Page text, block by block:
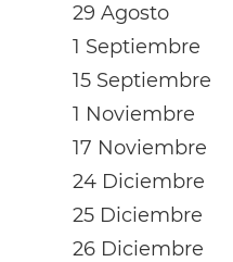
29 Agosto
1 Septiembre
15 Septiembre
1 Noviembre
17 Noviembre
24 Diciembre
25 Diciembre
26 Diciembre